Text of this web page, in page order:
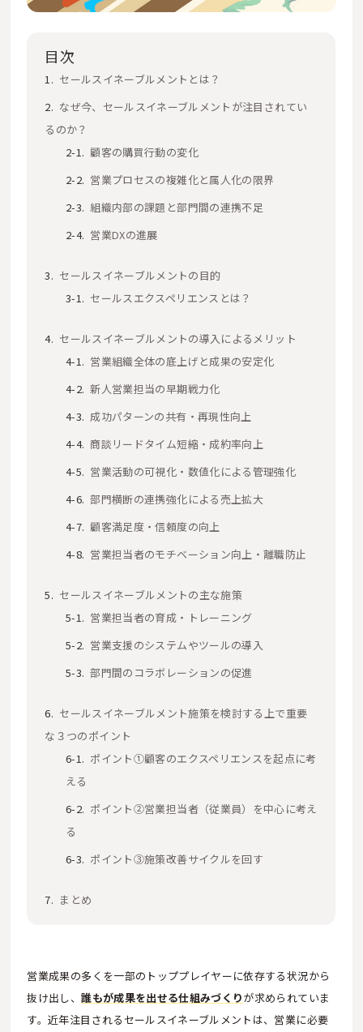
目次
セールスイネーブルメントとは？
なぜ今、セールスイネーブルメントが注目されてい
るのか？
顧客の購買行動の変化
営業プロセスの複雑化と属人化の限界
組織内部の課題と部門間の連携不足
営業DXの進展
セールスイネーブルメントの目的
セールスエクスペリエンスとは？
セールスイネーブルメントの導入によるメリット
営業組織全体の底上げと成果の安定化
新人営業担当の早期戦力化
成功パターンの共有・再現性向上
商談リードタイム短縮・成約率向上
営業活動の可視化・数値化による管理強化
部門横断の連携強化による売上拡大
顧客満足度・信頼度の向上
営業担当者のモチベーション向上・離職防止
セールスイネーブルメントの主な施策
営業担当者の育成・トレーニング
営業支援のシステムやツールの導入
部門間のコラボレーションの促進
セールスイネーブルメント施策を検討する上で重要
な３つのポイント
ポイント①顧客のエクスペリエンスを起点に考
える
ポイント②営業担当者（従業員）を中心に考え
る
ポイント③施策改善サイクルを回す
まとめ
営業成果の多くを一部のトッププレイヤーに依存する状況から
抜け出し、誰もが成果を出せる仕組みづくりが求められていま
す。近年注目されるセールスイネーブルメントは、営業に必要